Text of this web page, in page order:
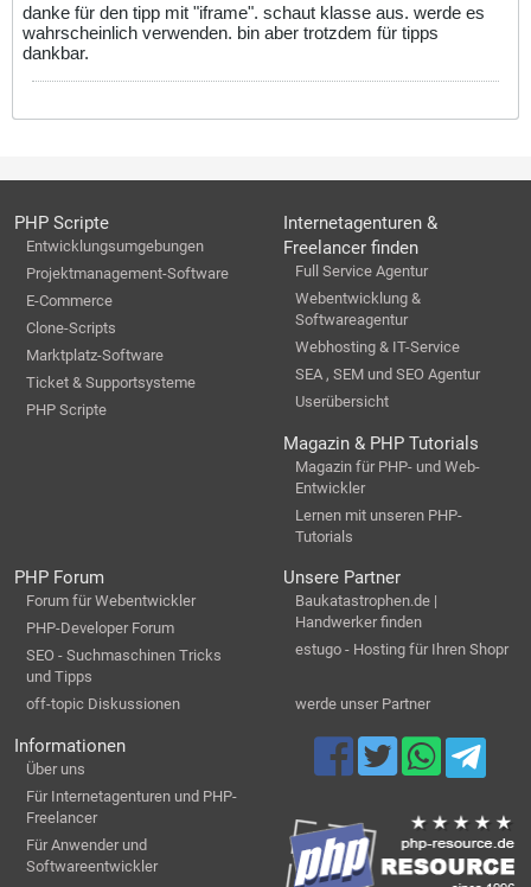
danke für den tipp mit "iframe". schaut klasse aus. werde es
wahrscheinlich verwenden. bin aber trotzdem für tipps
dankbar.
PHP Scripte
Entwicklungsumgebungen
Projektmanagement-Software
E-Commerce
Clone-Scripts
Marktplatz-Software
Ticket & Supportsysteme
PHP Scripte
Internetagenturen &
Freelancer finden
Full Service Agentur
Webentwicklung &
Softwareagentur
Webhosting & IT-Service
SEA , SEM und SEO Agentur
Userübersicht
Magazin & PHP Tutorials
Magazin für PHP- und Web-
Entwickler
Lernen mit unseren PHP-
Tutorials
PHP Forum
Forum für Webentwickler
PHP-Developer Forum
SEO - Suchmaschinen Tricks
und Tipps
off-topic Diskussionen
Unsere Partner
Baukatastrophen.de |
Handwerker finden
estugo - Hosting für Ihren Shopr
werde unser Partner
Informationen
Über uns
Für Internetagenturen und PHP-
Freelancer
Für Anwender und
Softwareentwickler